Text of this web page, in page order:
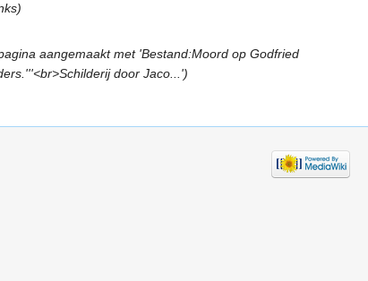
aangemaakt met 'Bestand:Moord op Godfried
door Jaco...')